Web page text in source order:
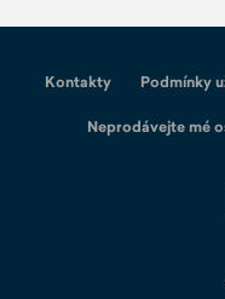
Kontakty Podmínky
Neprodávejte mé